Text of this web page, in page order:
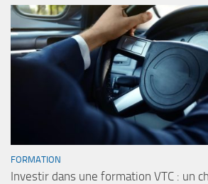
FORMATION
Investir dans une formation VTC : un